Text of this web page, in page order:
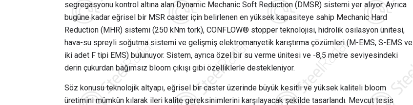
segregasyonu kontrol altına alan Dynamic Mechanic Soft Reduction (DMSR) sistemi yer alıyor. Ayrıca
bugüne kadar eğrisel bir MSR caster için belirlenen en yüksek kapasiteye sahip Mechanic Hard
Reduction (MHR) sistemi (250 kNm tork), CONFLOW® stopper teknolojisi, hidrolik osilasyon ünitesi,
hava-su spreyli soğutma sistemi ve gelişmiş elektromanyetik karıştırma çözümleri (M-EMS, S-EMS ve
iki adet F tipi EMS) bulunuyor. Sistem, ayrıca özel bir su verme ünitesi ve -8,5 metre seviyesindeki
derin çukurdan bağımsız bloom çıkışı gibi özelliklerle destekleniyor.
Söz konusu teknolojik altyapı, eğrisel bir caster üzerinde büyük kesitli ve yüksek kaliteli bloom
üretimini mümkün kılarak ileri kalite gereksinimlerini karşılayacak şekilde tasarlandı. Mevcut tesis